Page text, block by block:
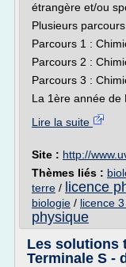
étrangère et/ou
Plusieurs
Parcours 1 :
Parcours 2 :
Parcours 3 :
La 1ère année de
Lire la suite
Site : http://
Thèmes liés :
terre / licence
biologie / licence
physique
Les solutions
Terminale S -